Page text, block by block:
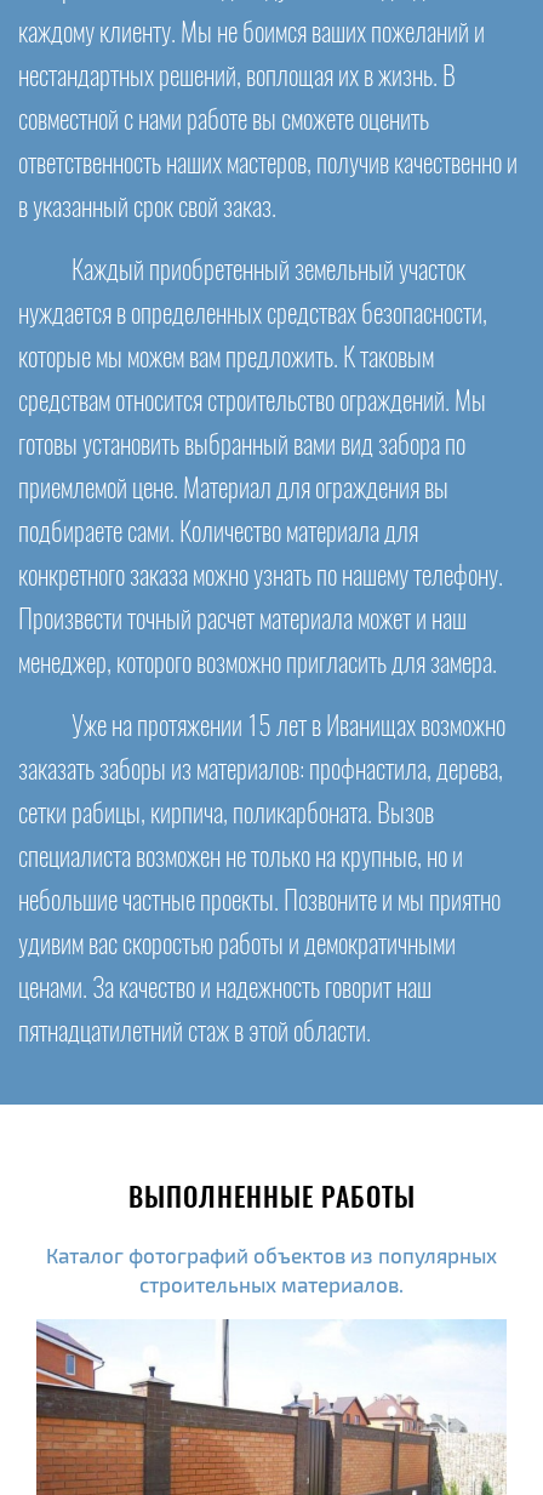
каждому клиенту. Мы не боимся ваших пожеланий и
нестандартных решений, воплощая их в жизнь. В
совместной с нами работе вы сможете оценить
ответственность наших мастеров, получив качественно и
в указанный срок свой заказ.
Каждый приобретенный земельный участок
нуждается в определенных средствах безопасности,
которые мы можем вам предложить. К таковым
средствам относится строительство ограждений. Мы
готовы установить выбранный вами вид забора по
приемлемой цене. Материал для ограждения вы
подбираете сами. Количество материала для
конкретного заказа можно узнать по нашему телефону.
Произвести точный расчет материала может и наш
менеджер, которого возможно пригласить для замера.
Уже на протяжении 15 лет в Иванищах возможно
заказать заборы из материалов: профнастила, дерева,
сетки рабицы, кирпича, поликарбоната. Вызов
специалиста возможен не только на крупные, но и
небольшие частные проекты. Позвоните и мы приятно
удивим вас скоростью работы и демократичными
ценами. За качество и надежность говорит наш
пятнадцатилетний стаж в этой области.
ВЫПОЛНЕННЫЕ РАБОТЫ
Каталог фотографий объектов из популярных
строительных материалов.